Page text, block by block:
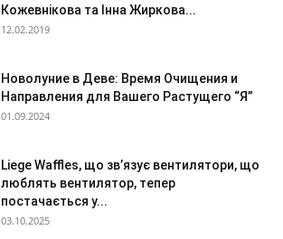
Кожевнікова та Інна Жиркова...
12.02.2019
Новолуние в Деве: Время Очищения и
Направления для Вашего Растущего “Я”
01.09.2024
Liege Waffles, що зв’язує вентилятори, що
люблять вентилятор, тепер
постачається у...
03.10.2025